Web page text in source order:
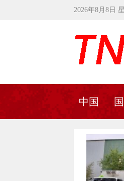
2026年8月8日
中国